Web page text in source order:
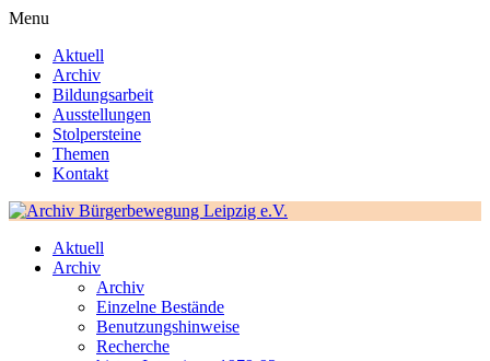
Menu
Aktuell
Archiv
Bildungsarbeit
Ausstellungen
Stolpersteine
Themen
Kontakt
Aktuell
Archiv
Archiv
Einzelne Bestände
Benutzungshinweise
Recherche